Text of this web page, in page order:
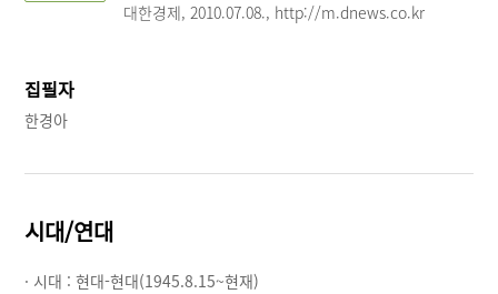
대한경제, 2010.07.08., http://m.dnews.co.kr
집필자
한경아
시대/연대
· 시대 :현대-현대(1945.8.15~현재)